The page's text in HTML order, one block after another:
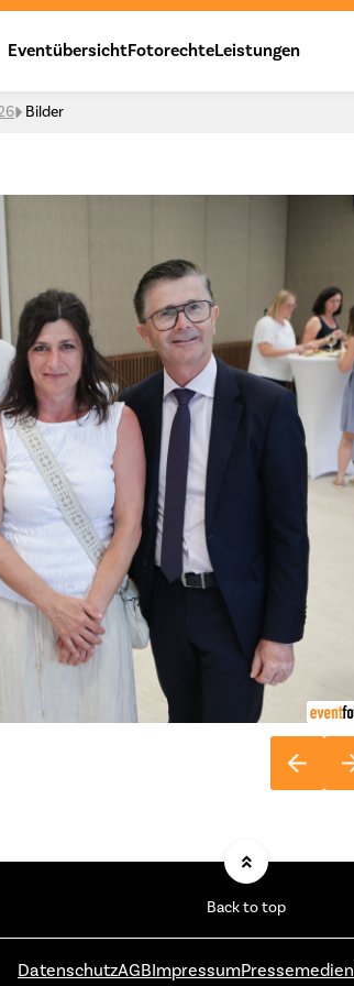
EventübersichtFotorechteLeistungen
Bilder
Back to top
DatenschutzAGBImpressumPressemedien